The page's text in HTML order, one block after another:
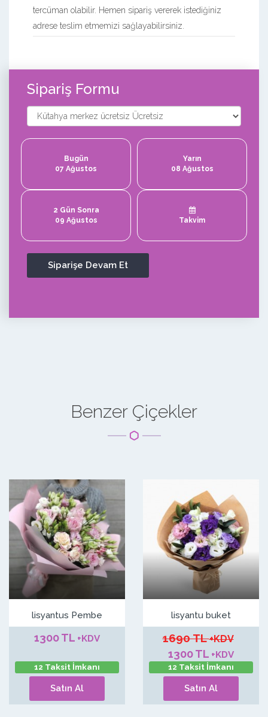
tercüman olabilir. Hemen sipariş vererek istediğiniz
adrese teslim etmemizi sağlayabilirsiniz.
Sipariş Formu
Bugün
07 Ağustos
Yarın
08 Ağustos
2 Gün Sonra
09 Ağustos
Takvim
Benzer Çiçekler
lisyantus Pembe
1300 TL +KDV
12 Taksit İmkanı
Satın Al
lisyantu buket
1690 TL+KDV
1300 TL +KDV
12 Taksit İmkanı
Satın Al